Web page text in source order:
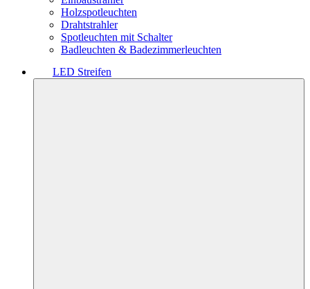
Holzspotleuchten
Drahtstrahler
Spotleuchten mit Schalter
Badleuchten & Badezimmerleuchten
LED Streifen